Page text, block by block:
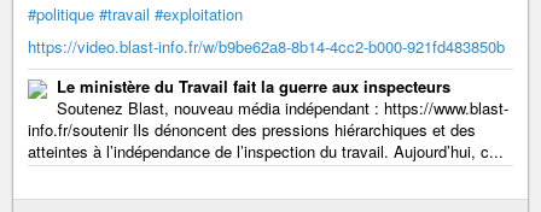
#politique #travail #exploitation
https://video.blast-info.fr/w/b9be62a8-8b14-4cc2-b000-921fd483850b
Le ministère du Travail fait la guerre aux inspecteurs
Soutenez Blast, nouveau média indépendant : https://www.blast-
info.fr/soutenir Ils dénoncent des pressions hiérarchiques et des
atteintes à l’indépendance de l’inspection du travail. Aujourd’hui, c...